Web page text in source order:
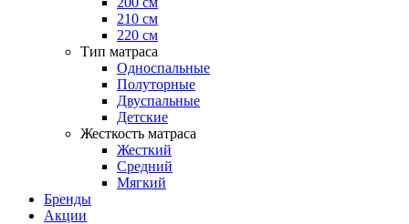
210 см
220 см
Тип матраса
Односпальные
Полуторные
Двуспальные
Детские
Жесткость матраса
Жесткий
Средний
Мягкий
Бренды
Акции